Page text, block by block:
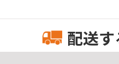
配送す